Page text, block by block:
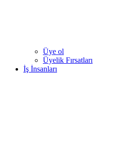
Üye ol
Üyelik Fırsatları
İş İnsanları